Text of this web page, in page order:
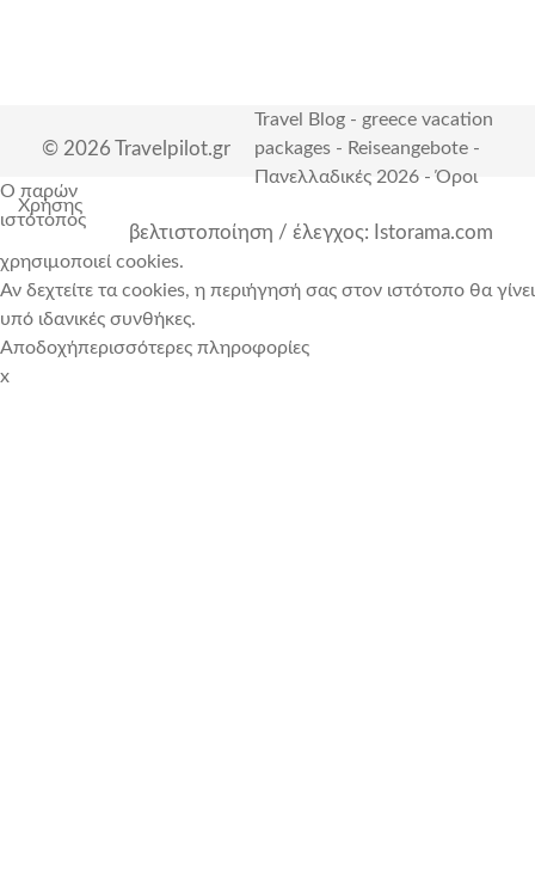
© 2026 Travelpilot.gr
Travel Blog - greece vacation
packages - Reiseangebote -
Πανελλαδικές 2026 -Όροι
Χρήσης
βελτιστοποίηση / έλεγχος: Istorama.com
Ο παρών
ιστότοπος
χρησιμοποιεί cookies.
Αν δεχτείτε τα cookies, η περιήγησή σας στον ιστότοπο θα γίνει
υπό ιδανικές συνθήκες.
Αποδοχήπερισσότερες πληροφορίες
x